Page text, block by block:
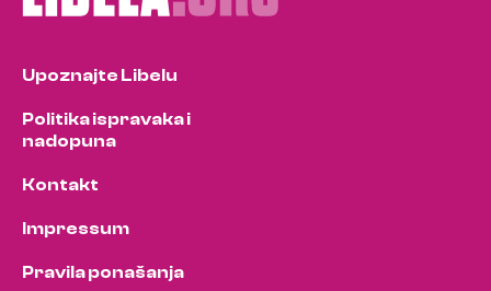
Upoznajte Libelu
Politika ispravaka i
nadopuna
Kontakt
Impressum
Pravila ponašanja